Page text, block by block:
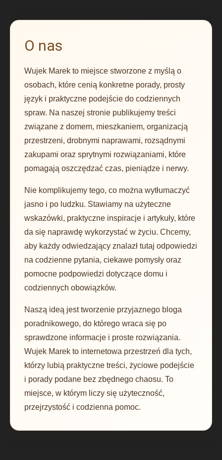
O nas
Wujek Marek to miejsce stworzone z myślą o
osobach, które cenią konkretne porady, prosty
język i praktyczne podejście do codziennych
spraw. Na naszej stronie publikujemy treści
związane z domem, mieszkaniem, organizacją
przestrzeni, drobnymi naprawami, rozsądnymi
zakupami oraz sprytnymi rozwiązaniami, które
pomagają oszczędzać czas, pieniądze i nerwy.
Nie komplikujemy tego, co można wytłumaczyć
jasno i po ludzku. Stawiamy na użyteczne
wskazówki, praktyczne inspiracje i artykuły, które
da się naprawdę wykorzystać w życiu. Chcemy,
aby każdy odwiedzający znalazł tutaj odpowiedzi
na codzienne pytania, ciekawe pomysły oraz
pomocne podpowiedzi dotyczące domu i
codziennych obowiązków.
Naszą ideą jest tworzenie przyjaznego bloga
poradnikowego, do którego wraca się po
sprawdzone informacje i proste rozwiązania.
Wujek Marek to internetowa przestrzeń dla tych,
którzy lubią praktyczne treści, życiowe podejście
i porady podane bez zbędnego chaosu. To
miejsce, w którym liczy się użyteczność,
przejrzystość i codzienna pomoc.